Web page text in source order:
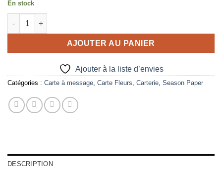
En stock
quantité de Carte Coquillages Season Paper
AJOUTER AU PANIER
Ajouter à la liste d’envies
Catégories : Carte à message, Carte Fleurs, Carterie, Season Paper
DESCRIPTION